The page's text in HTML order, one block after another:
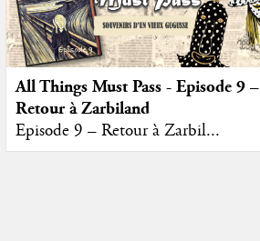
All Things Must Pass - Episode 9 –
Retour à Zarbiland
Episode 9 – Retour à Zarbil...